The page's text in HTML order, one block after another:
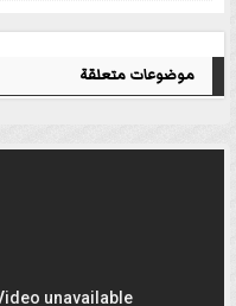
موضوعات متعلقة